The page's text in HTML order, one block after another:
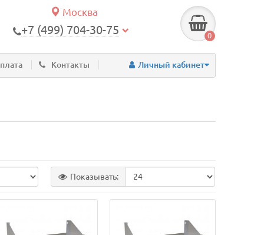
Москва
+7 (499) 704-30-75 0
Контакты Личный кабинет
Показывать: